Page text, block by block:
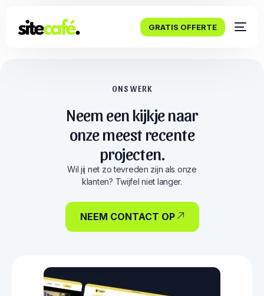
GRATIS OFFERTE
ONS WERK
Neem een kijkje naar
onze meest recente
projecten.
Wil jij net zo tevreden zijn als onze
klanten? Twijfel niet langer.
NEEM CONTACT OP